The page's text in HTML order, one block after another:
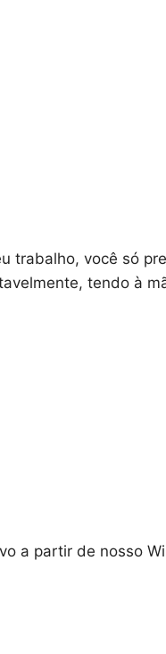
trabalho, você só
tendo à
a partir de nosso